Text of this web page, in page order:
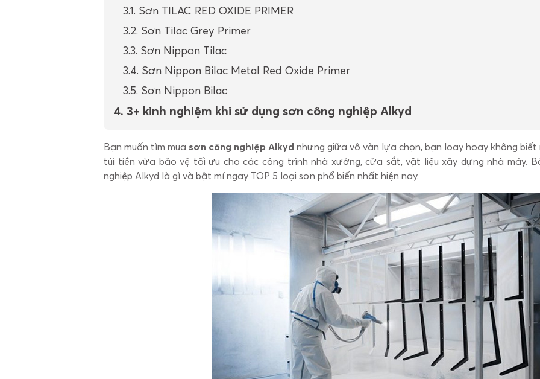
3.1. Sơn TILAC RED OXIDE PRIMER
3.2. Sơn Tilac Grey Primer
3.3. Sơn Nippon Tilac
3.4. Sơn Nippon Bilac Metal Red Oxide Primer
3.5. Sơn Nippon Bilac
4. 3+ kinh nghiệm khi sử dụng sơn công nghiệp Alkyd
Bạn muốn tìm mua sơn công nghiệp Alkyd nhưng giữa vô vàn lựa chọn, bạn loay hoay không
túi tiền vừa bảo vệ tối ưu cho các công trình nhà xưởng, cửa sắt, vật liệu xây dựng nhà máy.
nghiệp Alkyd là gì và bật mí ngay TOP 5 loại sơn phổ biến nhất hiện nay.